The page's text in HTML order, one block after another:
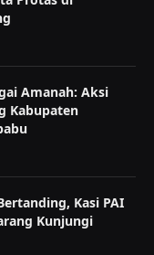
Amanah: Aksi
Kabupaten
Kasi PAI
Kunjungi